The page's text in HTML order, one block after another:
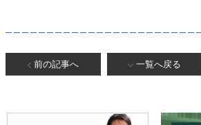
前の記事へ 一覧へ戻る